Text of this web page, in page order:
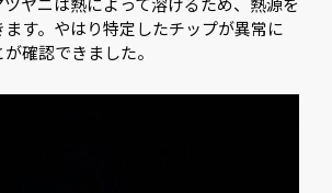
す。やはり特定したチップが異常に
確認できました。